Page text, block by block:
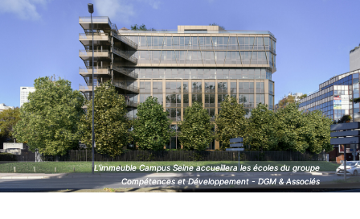
L'immeuble Campus Seine accueillera les écoles du groupe
Compétences et Développement - DGM & Associés
L'immeuble Campus Seine accueillera les écoles du groupe
Compétences et Développement - DGM & Associés